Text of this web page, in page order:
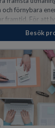
och förnybara
framtid. För att
som vill
Besök